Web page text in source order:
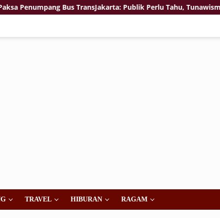
Bus TransJakarta: Publik Perlu Tahu, Tunawisma atau Bukan?
TRAVEL HIBURAN RAGAM